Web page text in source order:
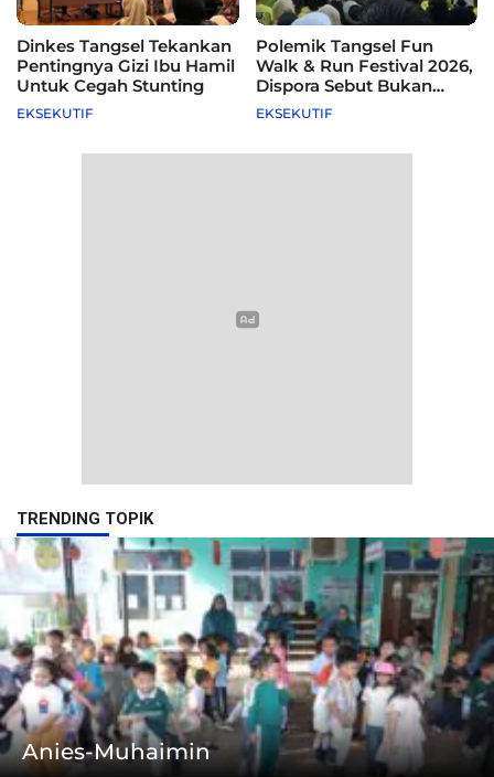
Dinkes Tangsel Tekankan
Pentingnya Gizi Ibu Hamil
Untuk Cegah Stunting
EKSEKUTIF
Polemik Tangsel Fun
Walk & Run Festival 2026,
Dispora Sebut Bukan
Agenda Pemkot
EKSEKUTIF
TRENDING TOPIK
Anies-Muhaimin